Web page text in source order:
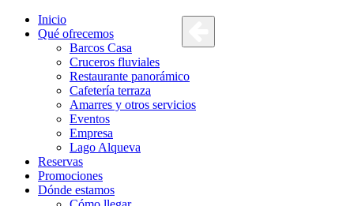
Inicio
Qué ofrecemos
Barcos Casa
Cruceros fluviales
Restaurante panorámico
Cafetería terraza
Amarres y otros servicios
Eventos
Empresa
Lago Alqueva
Reservas
Promociones
Dónde estamos